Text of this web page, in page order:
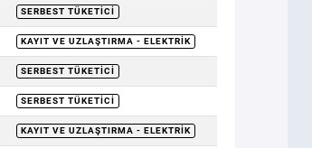
SERBEST TÜKETICI
KAYIT VE UZLAŞTIRMA - ELEKTRIK
SERBEST TÜKETICI
SERBEST TÜKETICI
KAYIT VE UZLAŞTIRMA - ELEKTRIK